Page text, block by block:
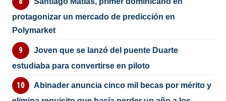
protagonizar un mercado de predicción en
Polymarket
Joven que se lanzó del puente Duarte
estudiaba para convertirse en piloto
Abinader anuncia cinco mil becas por mérito y